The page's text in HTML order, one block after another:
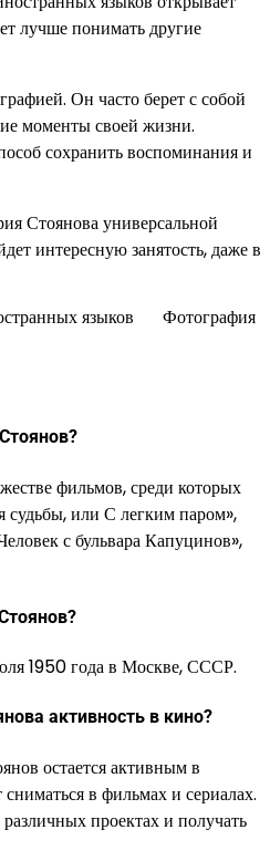
лучше понимать другие
Он часто берет с собой
моменты своей жизни.
сохранить воспоминания и
Стоянова универсальной
интересную занятость, даже в
языков Фотография
фильмов, среди которых
судьбы, или С легким паром»,
с бульвара Капуцинов»,
1950 года в Москве, СССР.
активность в кино?
остается активным в
в фильмах и сериалах.
проектах и получать